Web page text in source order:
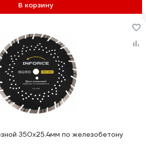
В корзину
350x25.4мм по железобетону